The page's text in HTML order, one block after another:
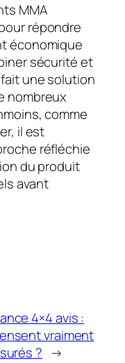
MMA
répondre
économique
sécurité et
une solution
nombreux
comme
il est
réfléchie
du produit
avant
4×4 avis :
vraiment
? →